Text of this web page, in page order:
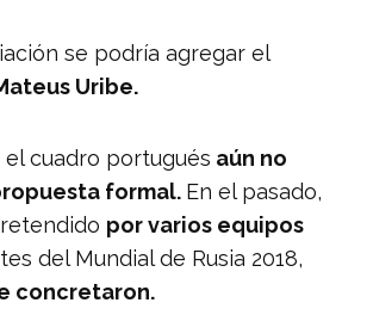
se podría agregar el
Uribe.
el cuadro portugués aún no
formal. En el pasado,
por varios equipos
del Mundial de Rusia 2018,
concretaron.